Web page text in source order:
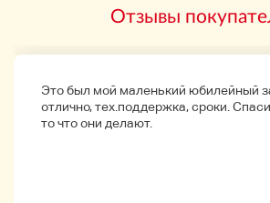
Отзывы
Это был мой маленький юбилейный
отлично, тех.поддержка, сроки.
то что они делают.